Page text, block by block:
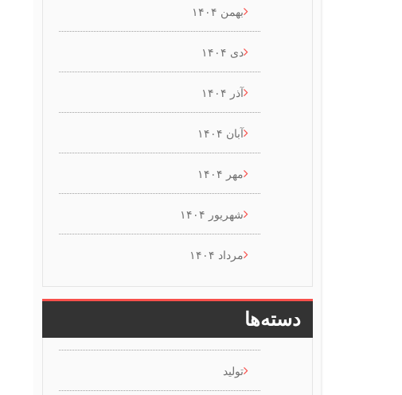
بهمن ۱۴۰۴
دی ۱۴۰۴
آذر ۱۴۰۴
آبان ۱۴۰۴
مهر ۱۴۰۴
شهریور ۱۴۰۴
مرداد ۱۴۰۴
دسته‌ها
تولید